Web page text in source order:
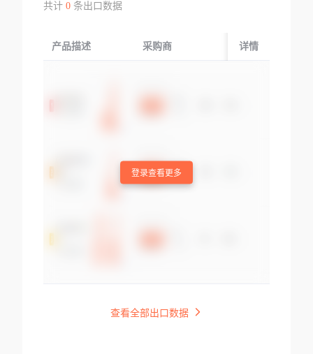
共计 0条出口数据
产品描述 采购商 起运国/地区
详情
登录查看更多
查看全部出口数据